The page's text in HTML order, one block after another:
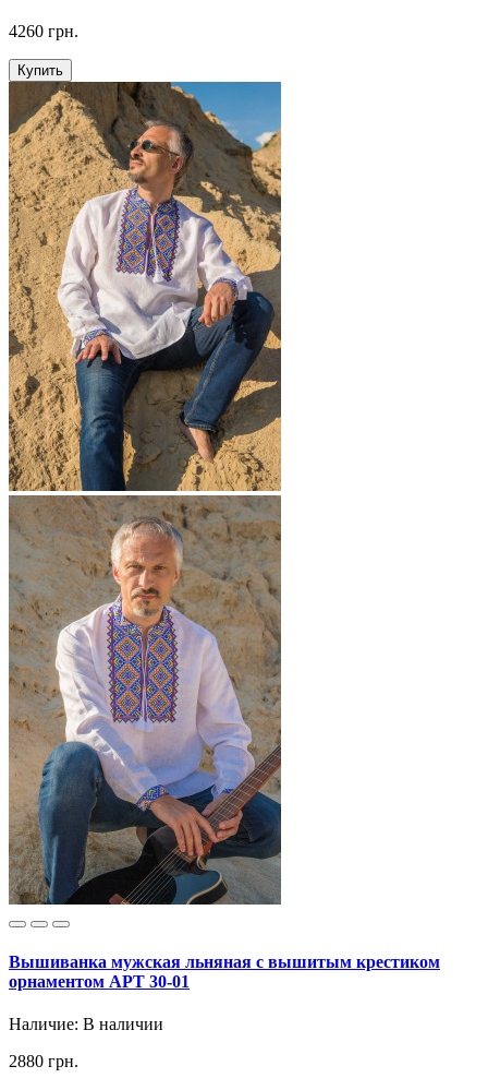
4260 грн.
Купить
Вышиванка мужская льняная с вышитым крестиком
орнаментом АРТ 30-01
Наличие: В наличии
2880 грн.